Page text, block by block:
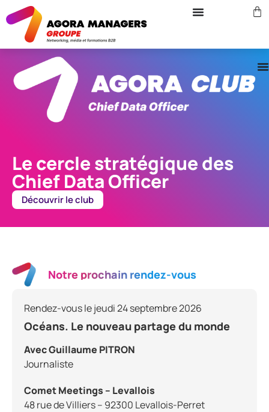
Le cercle stratégique des
Chief Data Officer
Découvrir le club
Notre prochain rendez-vous
Rendez-vous le jeudi 24 septembre 2026
Océans. Le nouveau partage du monde
Avec Guillaume PITRON
Journaliste
Comet Meetings – Levallois
48 rue de Villiers – 92300 Levallois-Perret